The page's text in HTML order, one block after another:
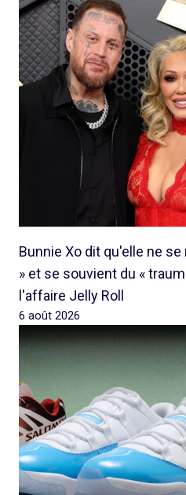
Bunnie Xo dit qu'elle ne
» et se souvient du «
l'affaire Jelly Roll
6 août 2026